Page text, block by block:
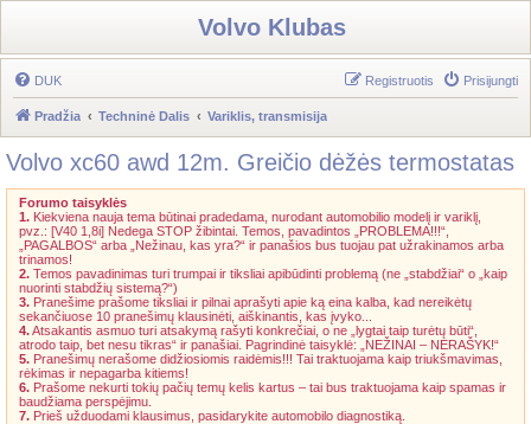
Volvo Klubas
DUK Prisijungti
Registruotis
Pradžia Techninė Dalis Variklis, transmisija
Volvo xc60 awd 12m. Greičio dėžės termostatas
Forumo taisyklės
1. Kiekviena nauja tema būtinai pradedama, nurodant automobilio modelį ir variklį,
pvz.: [V40 1,8i] Nedega STOP žibintai. Temos, pavadintos „PROBLEMA!!!“,
„PAGALBOS“ arba „Nežinau, kas yra?“ ir panašios bus tuojau pat užrakinamos arba
trinamos!
2. Temos pavadinimas turi trumpai ir tiksliai apibūdinti problemą (ne „stabdžiai“ o „kaip
nuorinti stabdžių sistemą?“)
3. Pranešime prašome tiksliai ir pilnai aprašyti apie ką eina kalba, kad nereikėtų
sekančiuose 10 pranešimų klausinėti, aiškinantis, kas įvyko...
4.Atsakantis asmuo turi atsakymą rašyti konkrečiai, o ne „lygtai taip turėtų būti“,
atrodo taip, bet nesu tikras“ ir panašiai. Pagrindinė taisyklė: „NEŽINAI – NERAŠYK!“
5. Pranešimų nerašome didžiosiomis raidėmis!!! Tai traktuojama kaip triukšmavimas,
rėkimas ir nepagarba kitiems!
6. Prašome nekurti tokių pačių temų kelis kartus – tai bus traktuojama kaip spamas ir
baudžiama perspėjimu.
7. Prieš užduodami klausimus, pasidarykite automobilo diagnostiką.